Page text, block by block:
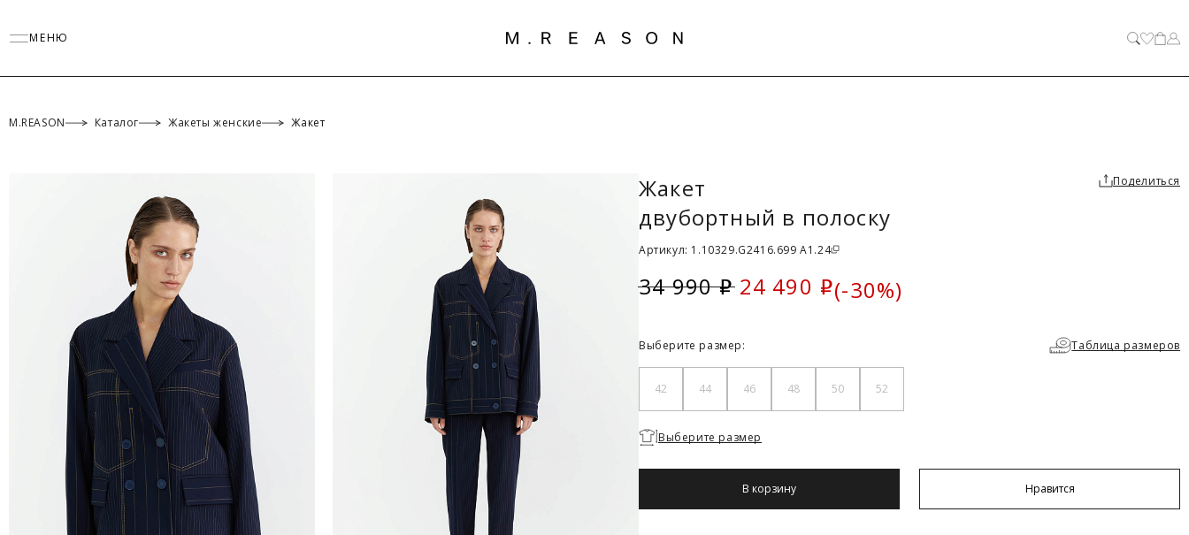
МЕНЮ
M.REASON Каталог Жакеты женские Жакет
Жакет
двубортный в полоску
Поделиться
Артикул: 1.10329.G2416.699 A1.24
34 990i 24 490 i(-30%)
Выберите размер: Таблица размеров
42 44 46 48 50 52
Необходимо
выбрать
Выберите размер
В корзину Нравится